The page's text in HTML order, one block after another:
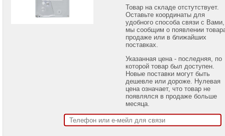
Проекторы
Товар на складе отстутствует.
Оставьте координаты для
удобного способа связи с Вами,
мы сообщим о появлении
продаже или в ближайших
поставках.
Указанная цена - последняя, по
которой товар был доступен.
Новые поставки могут быть
дешевле или дороже. Нулевая
цена означает, что товар не
появлялся в продаже больше
месяца.